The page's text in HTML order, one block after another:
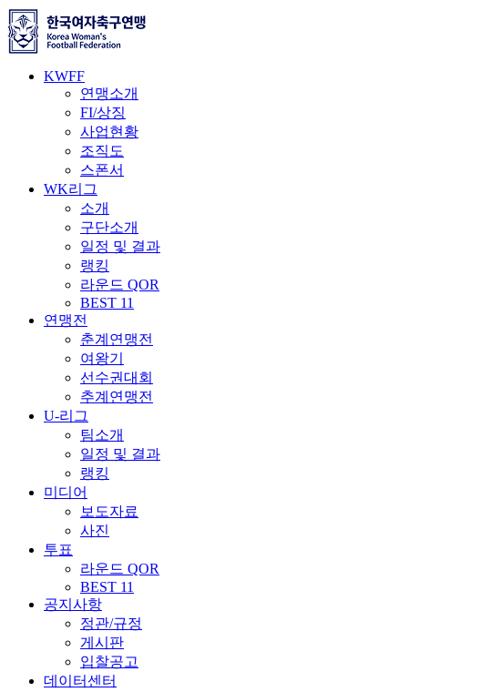
KWFF
연맹소개
FI/상징
사업현황
조직도
스폰서
WK리그
소개
구단소개
일정 및 결과
랭킹
라운드 QOR
BEST 11
연맹전
춘계연맹전
여왕기
선수권대회
추계연맹전
U-리그
팀소개
일정 및 결과
랭킹
미디어
보도자료
사진
투표
라운드 QOR
BEST 11
공지사항
정관/규정
게시판
입찰공고
데이터센터